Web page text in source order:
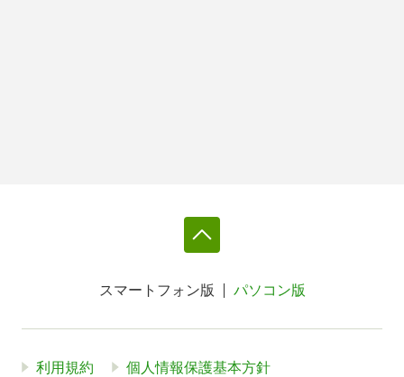
スマートフォン版 パソコン版
利用規約 個人情報保護基本方針